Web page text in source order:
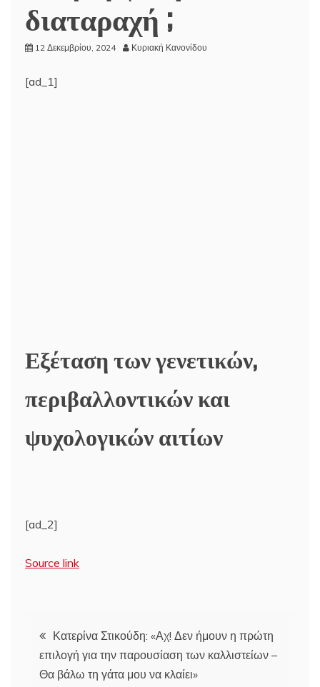
διαταραχή ;
12 Δεκεμβρίου, 2024 Κυριακή Κανονίδου
[ad_1]
Εξέταση των γενετικών,
περιβαλλοντικών και
ψυχολογικών αιτίων
[ad_2]
Source link
Πλοήγηση
άρθρων
Κατερίνα Στικούδη: «Αχ! Δεν ήμουν η πρώτη
επιλογή για την παρουσίαση των καλλιστείων –
Θα βάλω τη γάτα μου να κλαίει»